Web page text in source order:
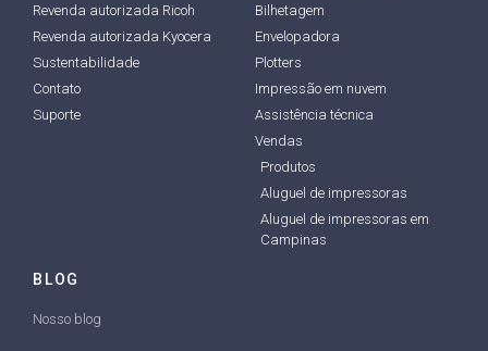
Revenda autorizada Ricoh
Revenda autorizada Kyocera
Sustentabilidade
Contato
Suporte
Bilhetagem
Envelopadora
Plotters
Impressão em nuvem
Assistência técnica
Vendas
Produtos
Aluguel de impressoras
Aluguel de impressoras em
Campinas
BLOG
Nosso blog